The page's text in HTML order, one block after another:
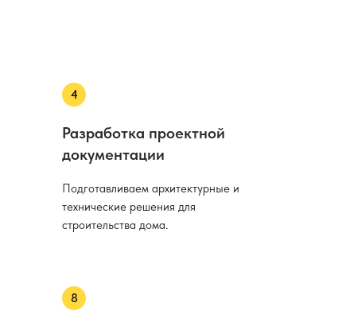
Разработка проектной
документации
Подготавливаем архитектурные и
технические решения для
строительства дома.